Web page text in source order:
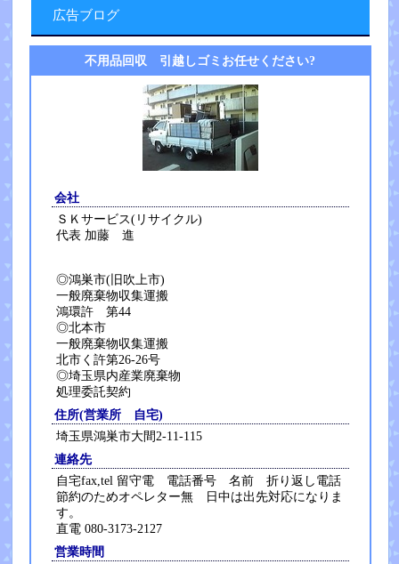
広告ブログ
不用品回収 引越しゴミお任せください?
会社
ＳＫサービス(リサイクル)
代表 加藤 進
◎鴻巣市(旧吹上市)
一般廃棄物収集運搬
鴻環許 第44
◎北本市
一般廃棄物収集運搬
北市く許第26-26号
◎埼玉県内産業廃棄物
処理委託契約
住所(営業所 自宅)
埼玉県鴻巣市大間2-11-115
連絡先
自宅fax,tel 留守電 電話番号 名前 折り返し電話
節約のためオペレター無 日中は出先対応になりま
す。
直電 080-3173-2127
営業時間